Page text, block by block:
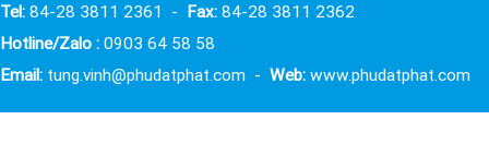
Tel: 84-28 3811 2361 - Fax: 84-28 3811 2362
Hotline/Zalo : 0903 64 58 58
Email: tung.vinh@phudatphat.com - Web: www.phudatphat.com